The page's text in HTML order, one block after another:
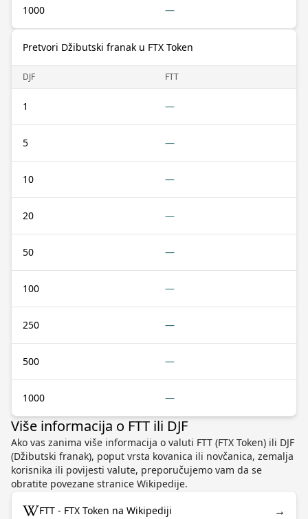
1000 —
Pretvori Džibutski franak u FTX Token
DJF FTT
1 —
5 —
10 —
20 —
50 —
100 —
250 —
500 —
1000 —
Više informacija o FTT ili DJF
Ako vas zanima više informacija o valuti FTT (FTX Token) ili DJF
(Džibutski franak), poput vrsta kovanica ili novčanica, zemalja
korisnika ili povijesti valute, preporučujemo vam da se
obratite povezane stranice Wikipedije.
FTT - FTX Token na Wikipediji →